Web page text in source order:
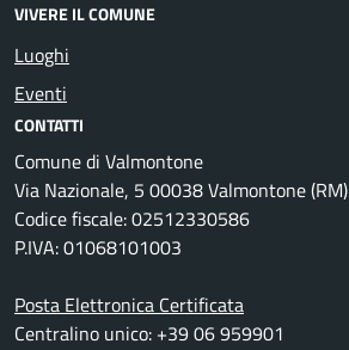
VIVERE IL COMUNE
Luoghi
Eventi
CONTATTI
Comune di Valmontone
Via Nazionale, 5 00038 Valmontone (RM)
Codice fiscale: 02512330586
P.IVA: 01068101003
Posta Elettronica Certificata
Centralino unico: +39 06 959901